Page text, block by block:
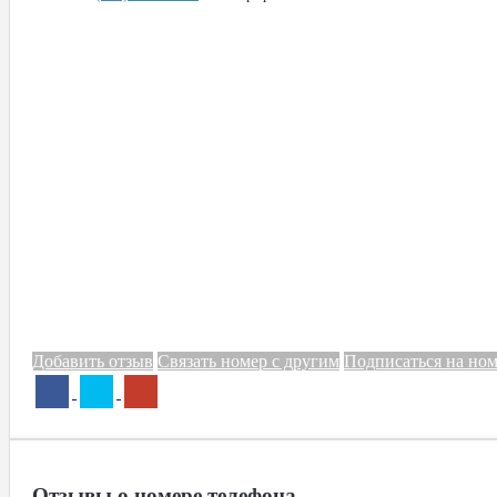
Добавить отзыв Связать номер с другим Подписаться на